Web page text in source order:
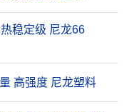
稳定级 尼龙66
高强度 尼龙塑料